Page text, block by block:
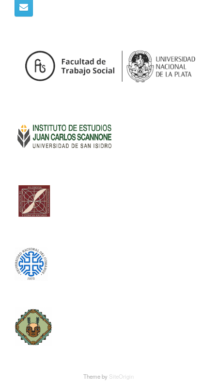
Theme by SiteOrigin